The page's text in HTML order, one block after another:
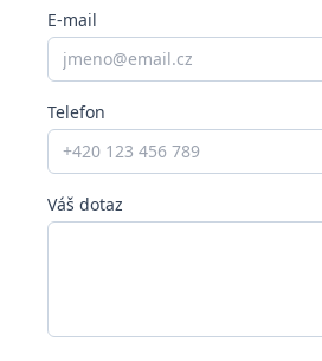
E-mail
Telefon
Váš dotaz